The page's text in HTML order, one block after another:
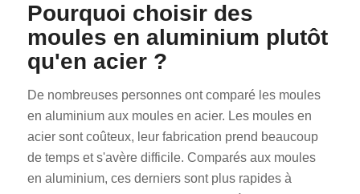
Pourquoi choisir des
moules en aluminium plutôt
qu'en acier ?
De nombreuses personnes ont comparé les moules
en aluminium aux moules en acier. Les moules en
acier sont coûteux, leur fabrication prend beaucoup
de temps et s'avère difficile. Comparés aux moules
en aluminium, ces derniers sont plus rapides à